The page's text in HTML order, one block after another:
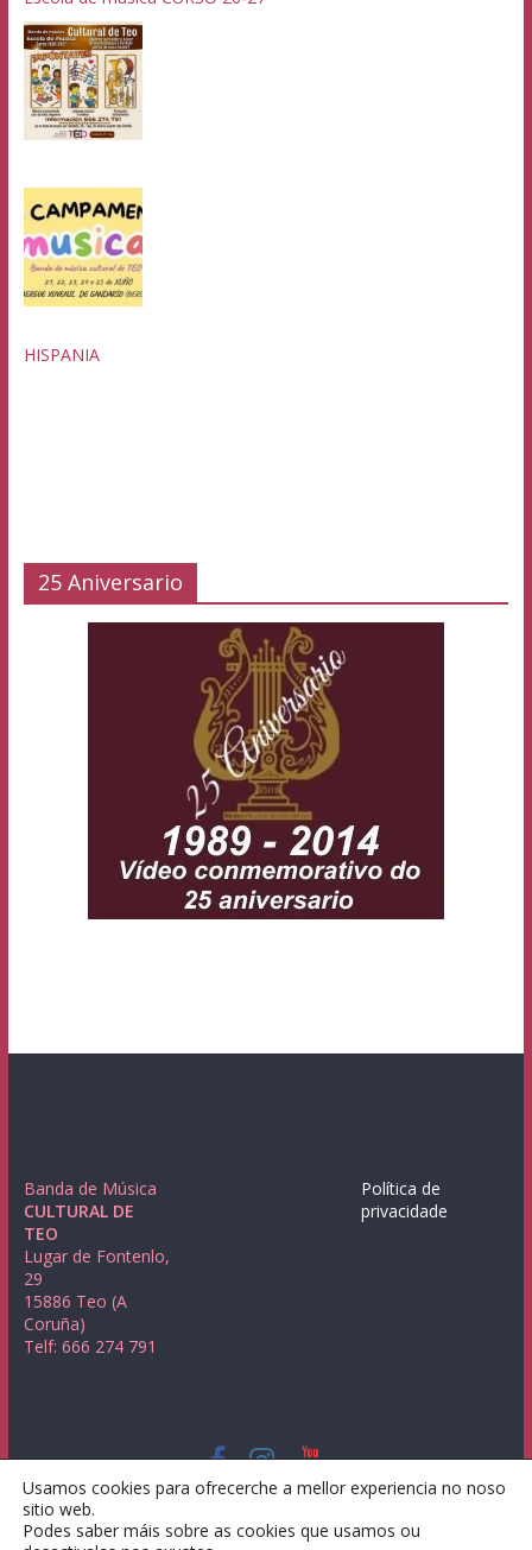
HISPANIA
25 Aniversario
Banda de Música
CULTURAL DE
TEO
Lugar de Fontenlo,
29
15886 Teo (A
Coruña)
Telf: 666 274 791
Política de
privacidade
Copyright © 2026Banda de Música Cultural de Teo. Todos los
derechos reservados.
Usamos cookies para ofrecerche a mellor experiencia no noso
sitio web.
Podes saber máis sobre as cookies que usamos ou